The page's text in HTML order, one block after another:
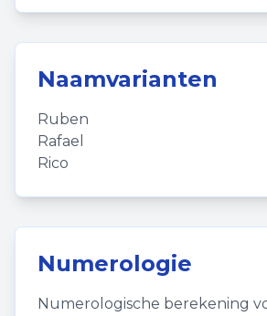
Naamvarianten
Ruben
Rafael
Rico
Numerologie
Numerologische berekening